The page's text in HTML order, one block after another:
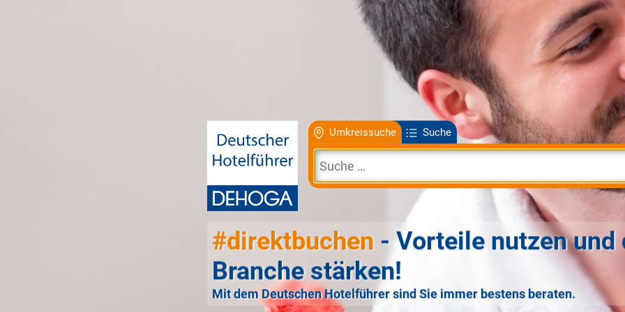
Umkreissuche Suche
#direktbuchen - Vorteile nutzen und
Branche stärken!
Mit dem Deutschen Hotelführer sind Sie immer bestens beraten.